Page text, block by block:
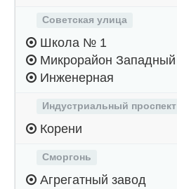
Советская улица
Школа № 1
Микрорайон Западный
Инженерная
Индустриальный проспект
Корени
Сморгонь
Агрегатный завод